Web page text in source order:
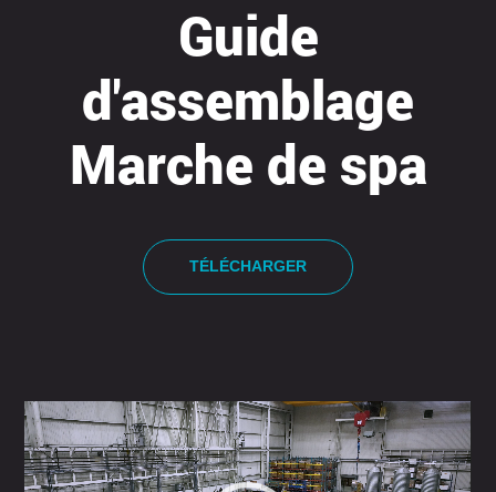
Guide
d'assemblage
Marche de spa
TÉLÉCHARGER
Lecteur
vidéo